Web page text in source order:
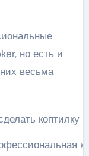
но есть и
весьма